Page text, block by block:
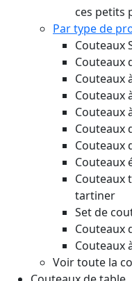
ces petits
Par type de
Couteaux
Couteaux
Couteaux
Couteaux
Couteaux
Couteaux
Couteaux
Couteaux
Couteaux
tartiner
Set de
Couteaux
Couteaux
Voir toute la